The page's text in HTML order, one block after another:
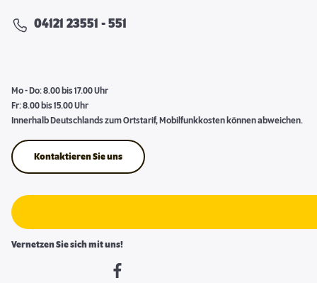
04121 23551 - 551
Mo - Do: 8.00 bis 17.00 Uhr
Fr: 8.00 bis 15.00 Uhr
Innerhalb Deutschlands zum Ortstarif, Mobilfunkkosten können abweichen.
Kontaktieren Sie uns
Vernetzen Sie sich mit uns!